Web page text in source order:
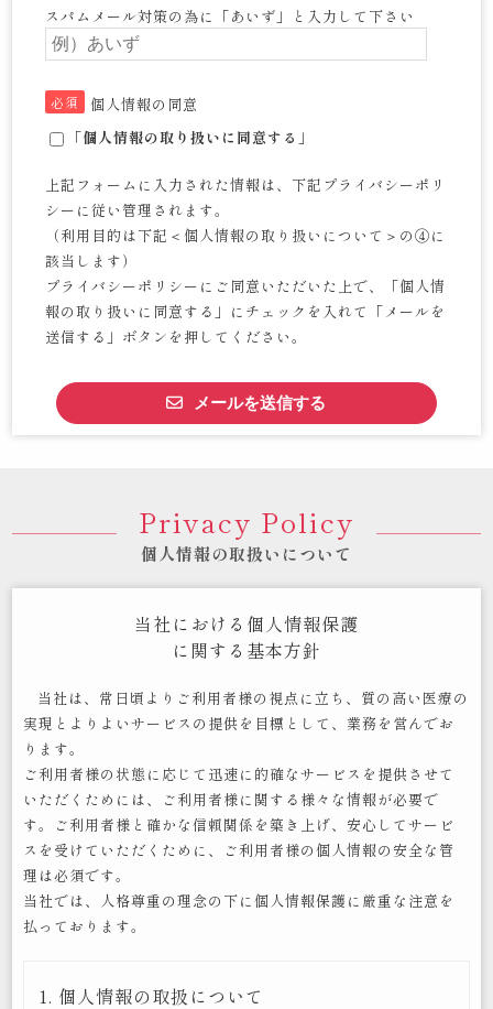
スパムメール対策の為に「あいず」と入力して下さい
必須
個人情報の同意
「個人情報の取り扱いに同意する」
上記フォームに入力された情報は、下記プライバシーポリ
シーに従い管理されます。
（利用目的は下記＜個人情報の取り扱いについて＞の④に
該当します）
プライバシーポリシーにご同意いただいた上で、「個人情
報の取り扱いに同意する」にチェックを入れて「メールを
送信する」ボタンを押してください。
メールを送信する
Privacy Policy
個人情報の取扱いについて
当社における個人情報保護
に関する基本方針
当社は、常日頃よりご利用者様の視点に立ち、質の高い医療の
実現とよりよいサービスの提供を目標として、業務を営んでお
ります。
ご利用者様の状態に応じて迅速に的確なサービスを提供させて
いただくためには、ご利用者様に関する様々な情報が必要で
す。ご利用者様と確かな信頼関係を築き上げ、安心してサービ
スを受けていただくために、ご利用者様の個人情報の安全な管
理は必須です。
当社では、人格尊重の理念の下に個人情報保護に厳重な注意を
払っております。
個人情報の取扱について